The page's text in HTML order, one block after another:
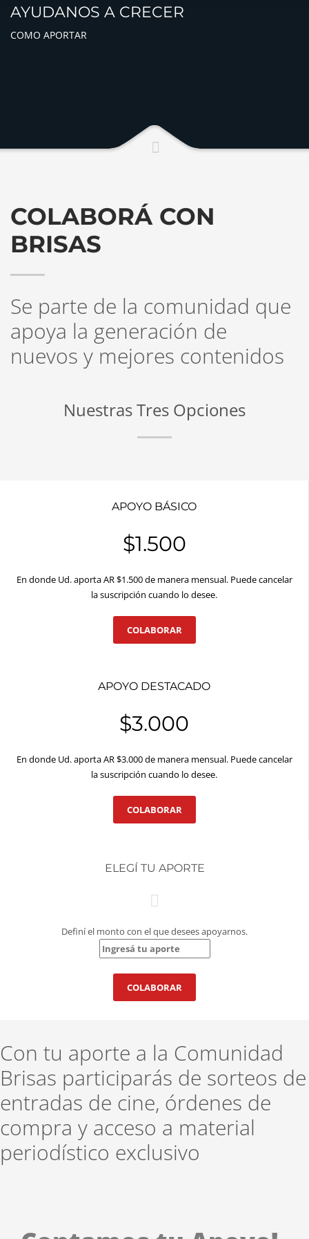
AYUDANOS A CRECER
COMO APORTAR
COLABORÁ CON
BRISAS
Se parte de la comunidad que
apoya la generación de
nuevos y mejores contenidos
Nuestras Tres Opciones
APOYO BÁSICO
$1.500
En donde Ud. aporta AR $1.500 de manera mensual. Puede cancelar
la suscripción cuando lo desee.
COLABORAR
APOYO DESTACADO
$3.000
En donde Ud. aporta AR $3.000 de manera mensual. Puede cancelar
la suscripción cuando lo desee.
COLABORAR
ELEGÍ TU APORTE
Definí el monto con el que desees apoyarnos.
Con tu aporte a la Comunidad
Brisas participarás de sorteos de
entradas de cine, órdenes de
compra y acceso a material
periodístico exclusivo